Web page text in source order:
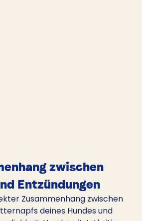
zwischen
Entzündungen
Zusammenhang zwischen
deines Hundes und